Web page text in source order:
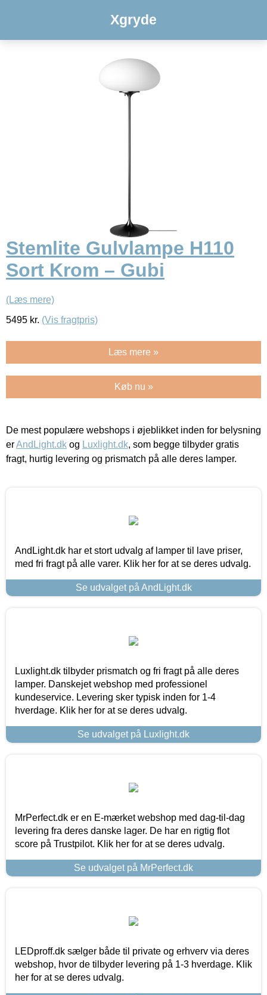
Xgryde
Stemlite Gulvlampe H110
Sort Krom – Gubi
(Læs mere)
5495 kr. (Vis fragtpris)
Læs mere »
Køb nu »
De mest populære webshops i øjeblikket inden for belysning
erAndLight.dk og Luxlight.dk, som begge tilbyder gratis
fragt, hurtig levering og prismatch på alle deres lamper.
AndLight.dk har et stort udvalg af lamper til lave priser,
med fri fragt på alle varer. Klik her for at se deres udvalg.
Se udvalget på AndLight.dk
Luxlight.dk tilbyder prismatch og fri fragt på alle deres
lamper. Danskejet webshop med professionel
kundeservice. Levering sker typisk inden for 1-4
hverdage. Klik her for at se deres udvalg.
Se udvalget på Luxlight.dk
MrPerfect.dk er en E-mærket webshop med dag-til-dag
levering fra deres danske lager. De har en rigtig flot
score på Trustpilot. Klik her for at se deres udvalg.
Se udvalget på MrPerfect.dk
LEDproff.dk sælger både til private og erhverv via deres
webshop, hvor de tilbyder levering på 1-3 hverdage. Klik
her for at se deres udvalg.